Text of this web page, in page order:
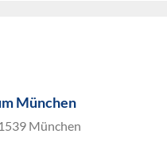
München
München